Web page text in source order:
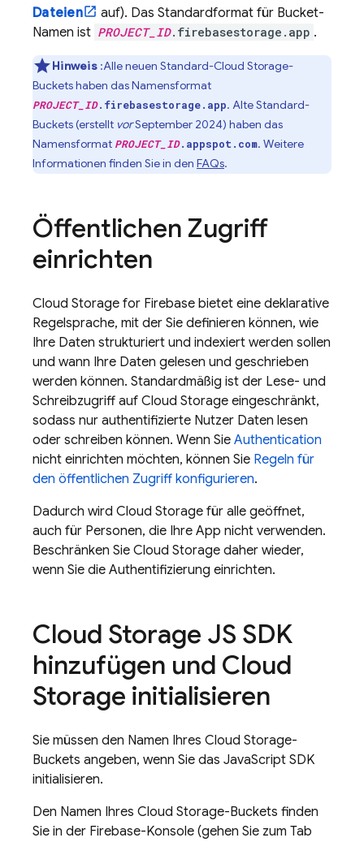
Dateien
auf). Das Standardformat für Bucket-
Namen ist PROJECT_ID.firebasestorage.app .
Hinweis:Alle neuen Standard-Cloud Storage-
Buckets haben das Namensformat
PROJECT_ID.firebasestorage.app. Alte Standard-
Buckets (erstellt vorSeptember 2024) haben das
Namensformat PROJECT_ID.appspot.com. Weitere
Informationen finden Sie in den FAQs.
Öffentlichen Zugriff
einrichten
Cloud Storage for Firebase bietet eine deklarative
Regelsprache, mit der Sie definieren können, wie
Ihre Daten strukturiert und indexiert werden sollen
und wann Ihre Daten gelesen und geschrieben
werden können. Standardmäßig ist der Lese- und
Schreibzugriff auf Cloud Storage eingeschränkt,
sodass nur authentifizierte Nutzer Daten lesen
oder schreiben können. Wenn Sie Authentication
nicht einrichten möchten, können Sie Regeln für
den öffentlichen Zugriff konfigurieren.
Dadurch wird Cloud Storage für alle geöffnet,
auch für Personen, die Ihre App nicht verwenden.
Beschränken Sie Cloud Storage daher wieder,
wenn Sie die Authentifizierung einrichten.
Cloud Storage JS SDK
hinzufügen und Cloud
Storage initialisieren
Sie müssen den Namen Ihres Cloud Storage-
Buckets angeben, wenn Sie das JavaScript SDK
initialisieren.
Den Namen Ihres Cloud Storage-Buckets finden
Sie in der Firebase-Konsole (gehen Sie zum Tab